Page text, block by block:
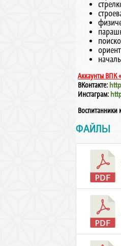
Аккаунты ВПК
ВКонтакте:
Инстаграм:
Воспитанники
ФАЙЛЫ